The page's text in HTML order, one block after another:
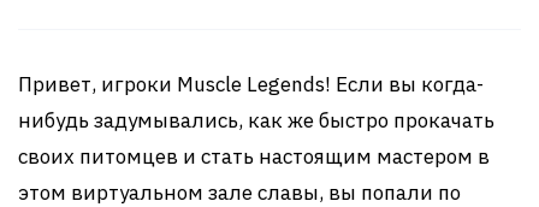
Привет, игроки Muscle Legends! Если вы когда-
нибудь задумывались, как же быстро прокачать
своих питомцев и стать настоящим мастером в
этом виртуальном зале славы, вы попали по